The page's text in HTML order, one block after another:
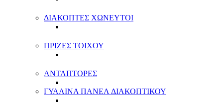
ΔΙΑΚΟΠΤΕΣ ΧΩΝΕΥΤΟΙ
ΠΡΙΖΕΣ ΤΟΙΧΟΥ
ΑΝΤΑΠΤΟΡΕΣ
ΓΥΑΛΙΝΑ ΠΑΝΕΛ ΔΙΑΚΟΠΤΙΚΟΥ